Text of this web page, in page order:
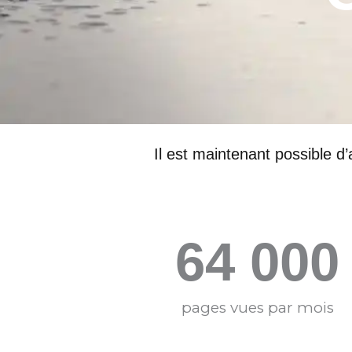
Il est maintenant possible
pages vues par mois
64 000